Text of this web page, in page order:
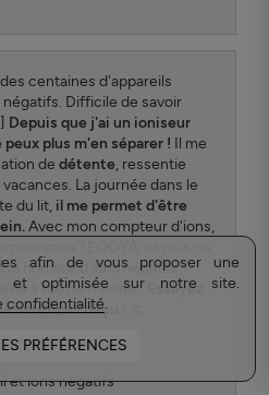
afin de vous proposer une
et optimisée sur notre site.
confidentialité.
PRÉFÉRENCES
centaines d'appareils
Difficile de savoir
Depuis que j'ai un ioniseur
peux plus m'en séparer ! Il me
de détente, ressentie
La journée dans le
du lit, il me permet d'être
Avec mon compteur d'ions,
le nombre d'ions négatifs
à tout le monde ! Essayez
serez pas déçu ! ☺
France
et ions négatifs